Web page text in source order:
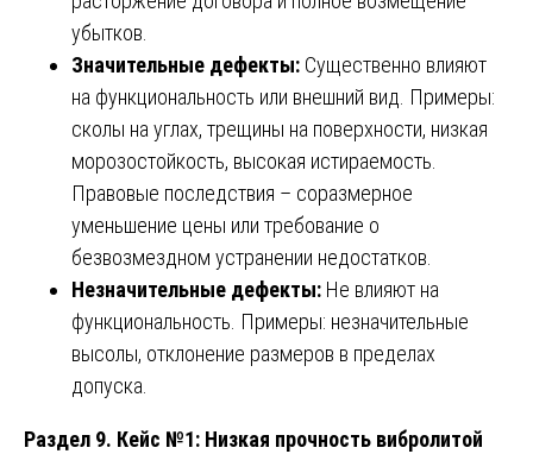
убытков.
Значительные дефекты: Существенно влияют
на функциональность или внешний вид. Примеры:
сколы на углах, трещины на поверхности, низкая
морозостойкость, высокая истираемость.
Правовые последствия – соразмерное
уменьшение цены или требование о
безвозмездном устранении недостатков.
Незначительные дефекты: Не влияют на
функциональность. Примеры: незначительные
высолы, отклонение размеров в пределах
допуска.
Раздел 9. Кейс №1: Низкая прочность вибролитой